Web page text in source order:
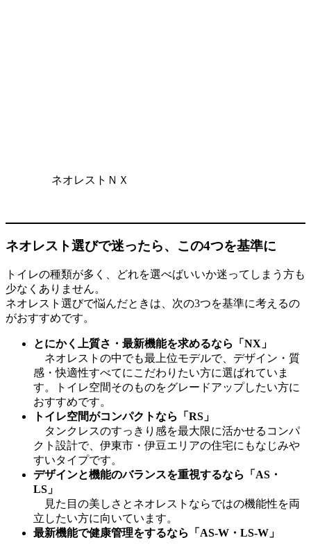
ネオレストＮＸ
ネオレスト選びで迷ったら、この4つを基準に
トイレの種類が多く、どれを選べばいいか迷ってしまう方も
少なくありません。
ネオレスト選びで悩んだときは、次の3つを基準に考えるの
がおすすめです。
とにかく上質さ・最新機能を求めるなら「NX」
ネオレストの中でも最上位モデルで、デザイン・質
感・快適性すべてにこだわりたい方に選ばれていま
す。トイレ空間そのものをグレードアップしたい方に
おすすめです。
トイレ空間がコンパクトなら「RS」
タンクレスのすっきり感を最大限に活かせるコンパ
クト設計で、伊東市・伊豆エリアの住宅にもなじみや
すいタイプです。
デザインと機能のバランスを重視するなら「AS・
LS」
見た目の美しさとネオレストならではの機能性を両
立したい方に向いています。
最新機能で健康管理をするなら「AS-W・LS-W」